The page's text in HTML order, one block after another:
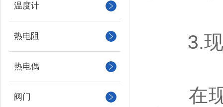
温度计
热电阻
热电偶
阀门
3.现
在现